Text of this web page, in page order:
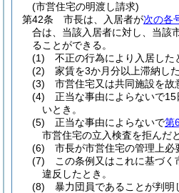
(市営住宅の明渡し請求)
第42条
市長は、入居者が次の各
合は、当該入居者に対し、当該
ることができる。
(1)
不正の行為により入居した
(2)
家賃を3か月分以上滞納した
(3)
市営住宅又は共同施設を故
(4)
正当な事由によらないで
いとき。
(5)
正当な事由によらないで第
市営住宅の立入検査を拒んだと
(6)
市長が市営住宅の管理上必
(7)
この条例又はこれに基づ
違反したとき。
(8)
暴力団員であることが判明